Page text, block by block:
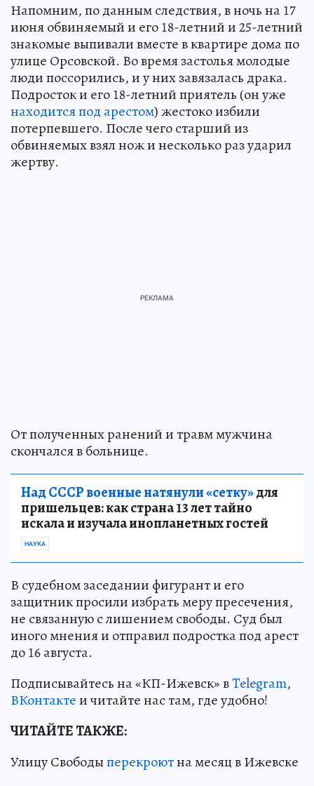
Напомним, по данным следствия, в ночь на 17
июня обвиняемый и его 18-летний и 25-летний
знакомые выпивали вместе в квартире дома по
улице Орсовской. Во время застолья молодые
люди поссорились, и у них завязалась драка.
Подросток и его 18-летний приятель (он уже
находится под арестом) жестоко избили
потерпевшего. После чего старший из
обвиняемых взял нож и несколько раз ударил
жертву.
От полученных ранений и травм мужчина
скончался в больнице.
Над СССР военные натянули «сетку»для
пришельцев: как страна 13 лет тайно
искала и изучала инопланетных гостей
НАУКА
В судебном заседании фигурант и его
защитник просили избрать меру пресечения,
не связанную с лишением свободы. Суд был
иного мнения и отправил подростка под арест
до 16 августа.
Подписывайтесь на «КП-Ижевск» вTelegram,
ВКонтактеи читайте нас там, где удобно!
ЧИТАЙТЕ ТАКЖЕ:
Улицу Свободыперекроютна месяц в Ижевске